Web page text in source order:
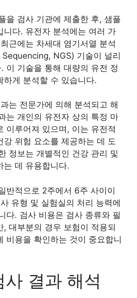
을 검사 기관에 제출한 후, 샘플
니다. 유전자 분석에는 여러 가
근에는 차세대 염기서열 분석
NGS) 기술이 널리
이 기술을 통해 대량의 유전 정
하게 분석할 수 있습니다.
는 전문가에 의해 분석되고 해
는 개인의 유전자 상의 특정 마
이루어져 있으며, 이는 유전적
강 위험 요소를 제공하는 데 도
정보는 개별적인 건강 관리 및
는 데 유용합니다.
반적으로 2주에서 6주 사이이
유형 및 실험실의 처리 능력에
다. 검사 비용은 검사 종류와 필
, 대부분의 경우 보험이 적용되
비용을 확인하는 것이 중요합니
결과 해석